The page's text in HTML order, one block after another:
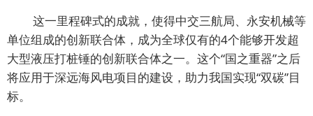
这一里程碑式的成就，使得中交三航局、永安机械等
单位组成的创新联合体，成为全球仅有的4个能够开发超
大型液压打桩锤的创新联合体之一。这个“国之重器”之后
将应用于深远海风电项目的建设，助力我国实现“双碳”目
标。